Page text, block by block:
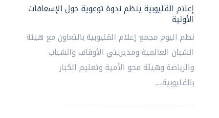
إعلام القليوبية ينظم ندوة توعوية حول الإسعافات
الأولية
نظم اليوم مجمع إعلام القليوبية بالتعاون مع هيئة
الشبان العالمية ومديريتي الأوقاف والشباب
والرياضة وهيئة محو الأمية وتعليم الكبار
بالقليوبية،...